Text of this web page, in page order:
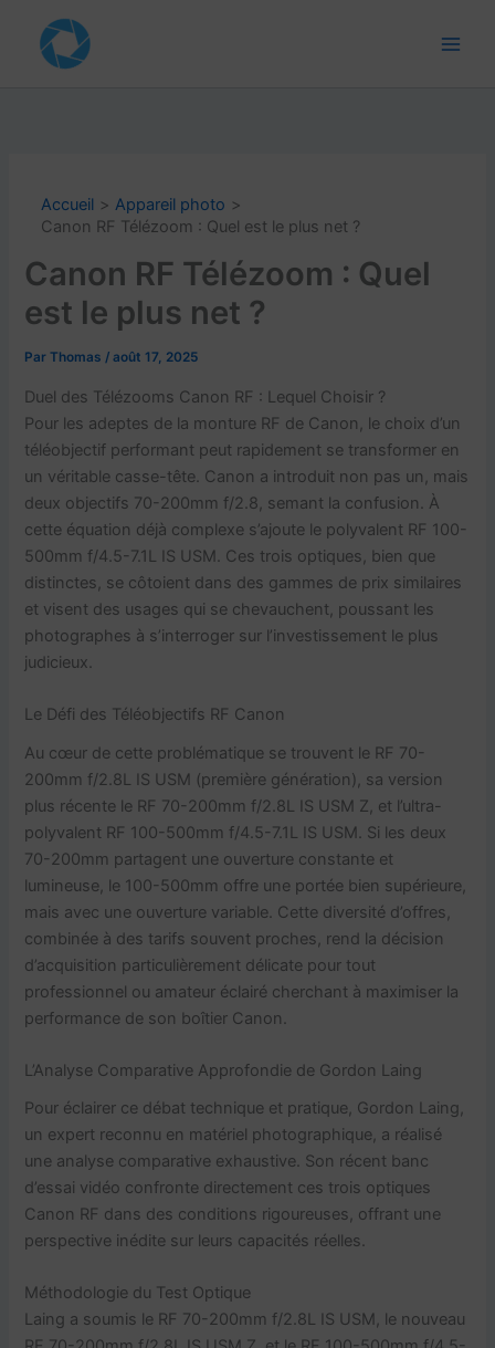
contenu
Accueil
Appareil photo
Canon RF Télézoom : Quel est le plus net ?
Canon RF Télézoom : Quel
est le plus net ?
ParThomas/août 17, 2025
Duel des Télézooms Canon RF : Lequel Choisir ?
Pour les adeptes de la monture RF de Canon, le choix d’un
téléobjectif performant peut rapidement se transformer en
un véritable casse-tête. Canon a introduit non pas un, mais
deux objectifs 70-200mm f/2.8, semant la confusion. À
cette équation déjà complexe s’ajoute le polyvalent RF 100-
500mm f/4.5-7.1L IS USM. Ces trois optiques, bien que
distinctes, se côtoient dans des gammes de prix similaires
et visent des usages qui se chevauchent, poussant les
photographes à s’interroger sur l’investissement le plus
judicieux.
Le Défi des Téléobjectifs RF Canon
Au cœur de cette problématique se trouvent le RF 70-
200mm f/2.8L IS USM (première génération), sa version
plus récente le RF 70-200mm f/2.8L IS USM Z, et l’ultra-
polyvalent RF 100-500mm f/4.5-7.1L IS USM. Si les deux
70-200mm partagent une ouverture constante et
lumineuse, le 100-500mm offre une portée bien supérieure,
mais avec une ouverture variable. Cette diversité d’offres,
combinée à des tarifs souvent proches, rend la décision
d’acquisition particulièrement délicate pour tout
professionnel ou amateur éclairé cherchant à maximiser la
performance de son boîtier Canon.
L’Analyse Comparative Approfondie de Gordon Laing
Pour éclairer ce débat technique et pratique, Gordon Laing,
un expert reconnu en matériel photographique, a réalisé
une analyse comparative exhaustive. Son récent banc
d’essai vidéo confronte directement ces trois optiques
Canon RF dans des conditions rigoureuses, offrant une
perspective inédite sur leurs capacités réelles.
Méthodologie du Test Optique
Laing a soumis le RF 70-200mm f/2.8L IS USM, le nouveau